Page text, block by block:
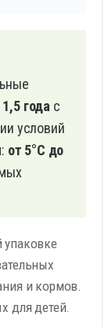
1,5 года с
условий
от 5°С до
упаковке
и кормов.
для детей.